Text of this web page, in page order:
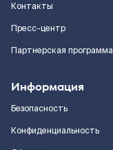
Контакты
Пресс-центр
Партнерская программа
Информация
Безопасность
Конфиденциальность